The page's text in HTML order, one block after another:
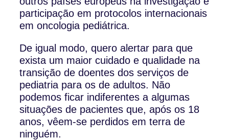
participação em protocolos internacionais
em oncologia pediátrica.
De igual modo, quero alertar para que
exista um maior cuidado e qualidade na
transição de doentes dos serviços de
pediatria para os de adultos. Não
podemos ficar indiferentes a algumas
situações de pacientes que, após os 18
anos, vêem-se perdidos em terra de
ninguém.